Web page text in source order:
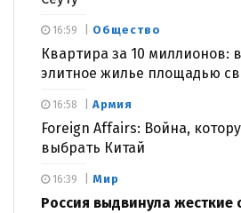
Общество
Квартира за 10 миллионов:
элитное жилье площадью
16:59
Армия
Foreign Affairs: Война,
выбрать Китай
16:58
Мир
Россия выдвинула жесткие
16:39